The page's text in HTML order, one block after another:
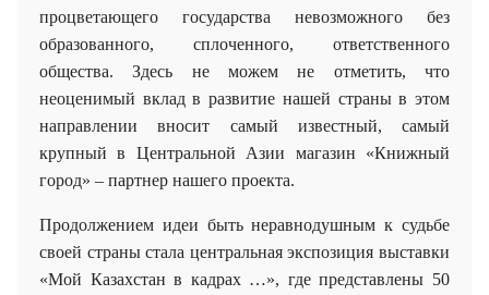
процветающего государства невозможного без
образованного, сплоченного, ответственного
общества. Здесь не можем не отметить, что
неоценимый вклад в развитие нашей страны в этом
направлении вносит самый известный, самый
крупный в Центральной Азии магазин «Книжный
город» – партнер нашего проекта.
Продолжением идеи быть неравнодушным к судьбе
своей страны стала центральная экспозиция выставки
«Мой Казахстан в кадрах …», где представлены 50